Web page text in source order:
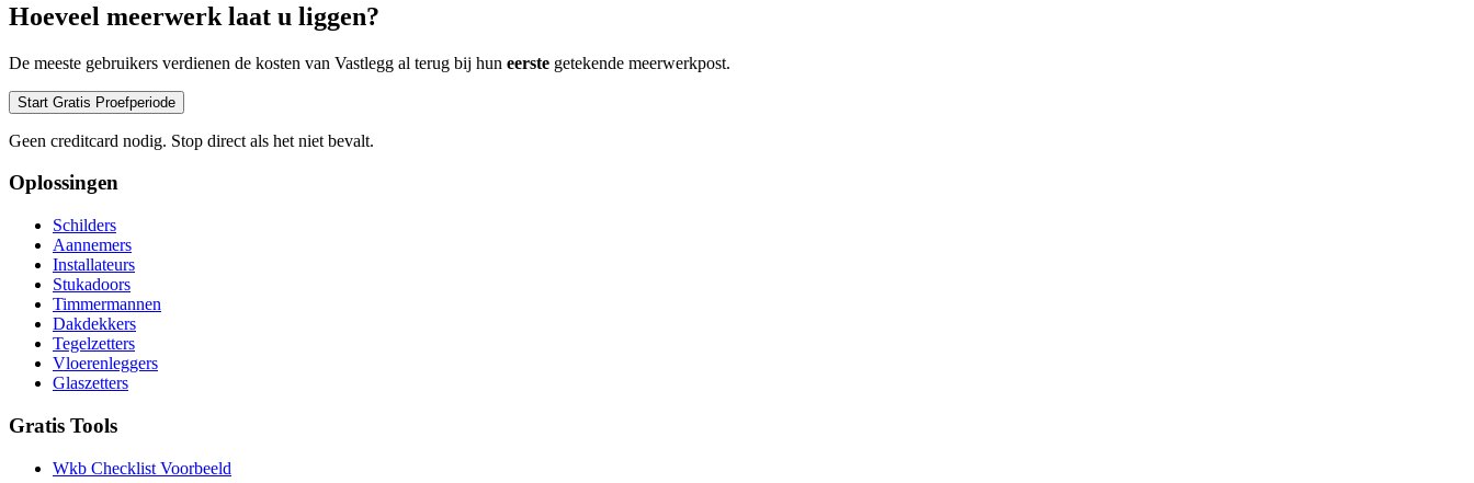
Hoeveel meerwerk laat u liggen?
De meeste gebruikers verdienen de kosten van Vastlegg al terug bij hun eerste getekende meerwerkpost.
Start Gratis Proefperiode
Geen creditcard nodig. Stop direct als het niet bevalt.
Oplossingen
Schilders
Aannemers
Installateurs
Stukadoors
Timmermannen
Dakdekkers
Tegelzetters
Vloerenleggers
Glaszetters
Gratis Tools
Wkb Checklist Voorbeeld